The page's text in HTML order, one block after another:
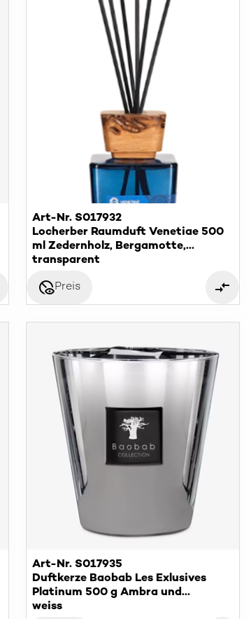
Art-Nr. S017932
Locherber Raumduft Venetiae 500
ml Zedernholz, Bergamotte,
Lavendel
transparent
disabled_visiblePreis
Art-Nr. S017935
Duftkerze Baobab Les Exlusives
Platinum 500 g Ambra und
Grapefruitextrakt
weiss